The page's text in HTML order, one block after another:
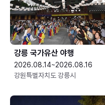
강릉 국가유산 야행
2026.08.14~2026.08.16
강원특별자치도 강릉시